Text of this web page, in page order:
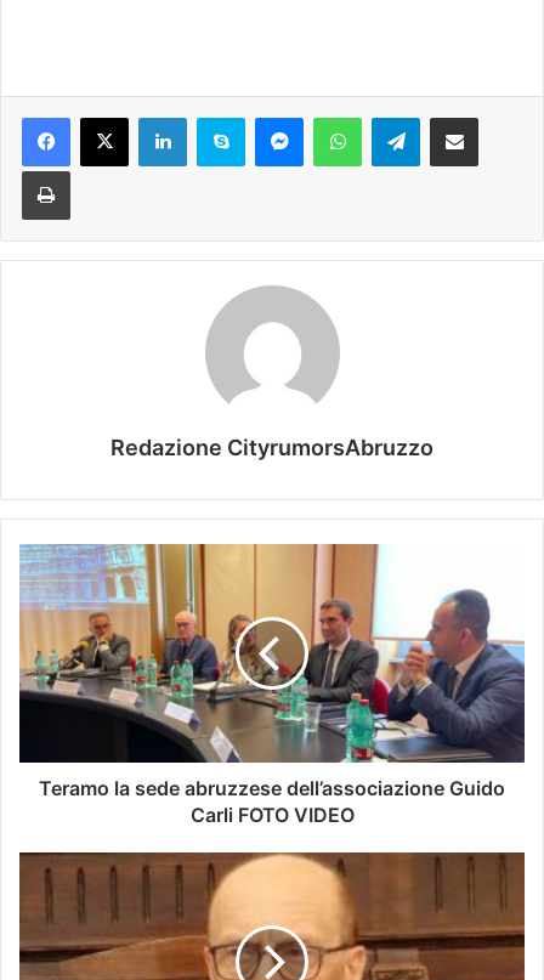
Telegram
Redazione CityrumorsAbruzzo
Teramo la sede abruzzese dell’associazione Guido
Carli FOTO VIDEO